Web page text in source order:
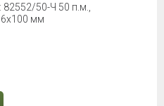
82552/50-Ч 50 п.м.,
мм